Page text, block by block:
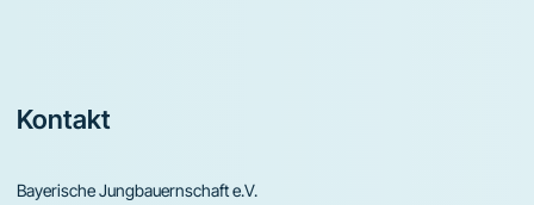
Footer
Kontakt
Bayerische Jungbauernschaft e.V.